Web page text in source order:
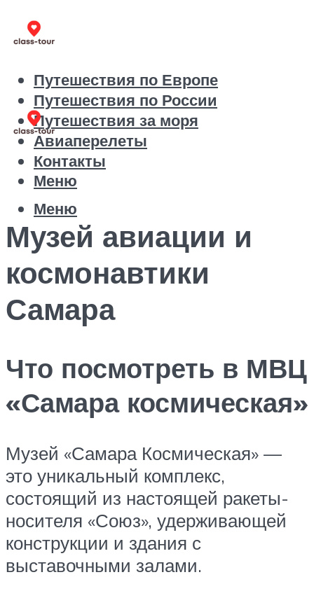
Путешествия по Европе
Путешествия по России
Путешествия за моря
Авиаперелеты
Контакты
Меню
Меню
Музей авиации и
космонавтики
Самара
Что посмотреть в МВЦ
«Самара космическая»
Музей «Самара Космическая» —
это уникальный комплекс,
состоящий из настоящей ракеты-
носителя «Союз», удерживающей
конструкции и здания с
выставочными залами.